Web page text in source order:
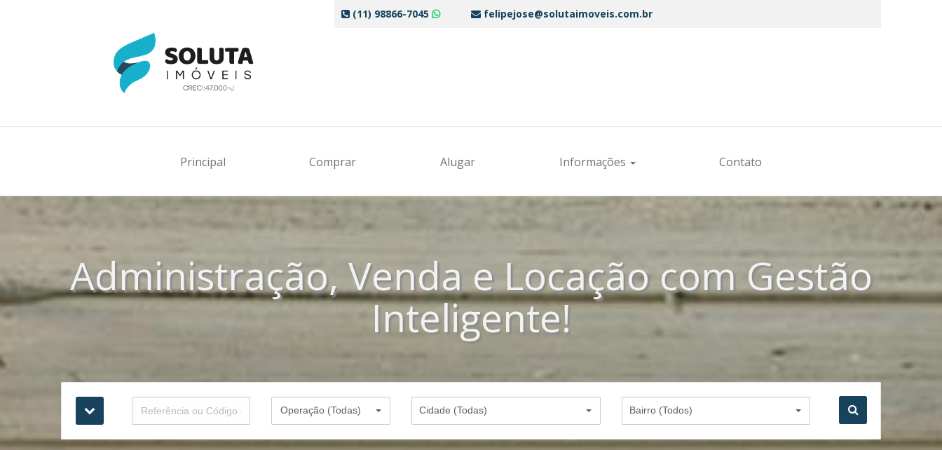
(11) 98866-7045 felipejose@solutaimoveis.com.br
Principal Comprar Alugar Informações Contato
Administração, Venda e Locação com Gestão
Inteligente!
Operação (Todas) Cidade (Todas) Bairro (Todos)